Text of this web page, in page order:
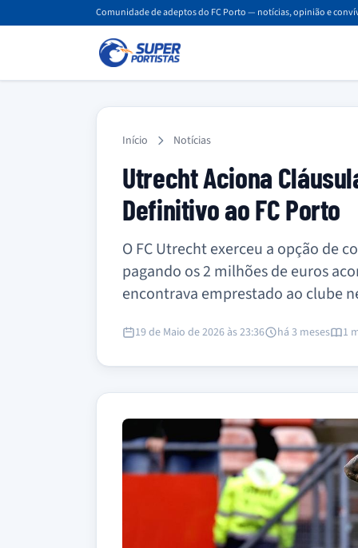
Comunidade de adeptos do FC Porto — notícias, opinião e
Início Notícias
Utrecht Aciona
Definitivo ao FC Porto
O FC Utrecht exerceu a opção de
pagando os 2 milhões de euros
encontrava emprestado ao clube
19 de Maio de 2026 às 23:36 há 3 meses 1